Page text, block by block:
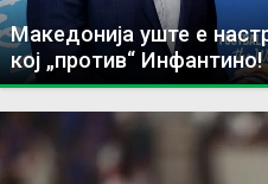
Македонија уште е
кој „против“ Инфантино!